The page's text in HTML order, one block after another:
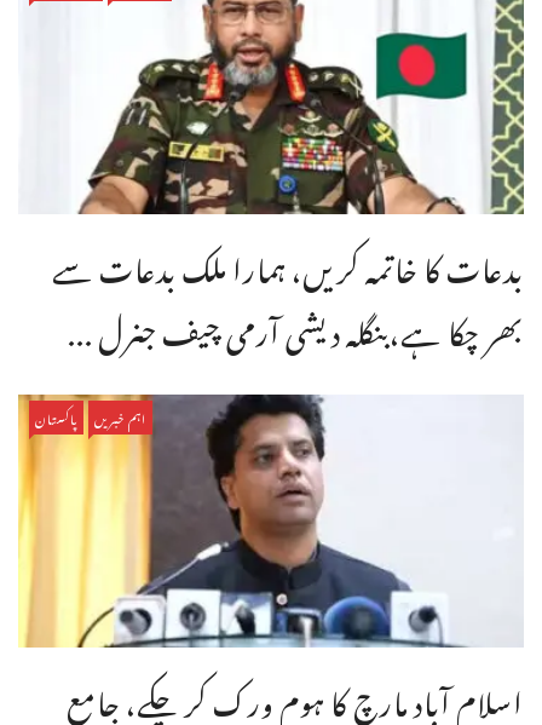
بدعات کا خاتمہ کریں، ہمارا ملک بدعات سے
بھر چکا ہے،بنگله دیشی آرمی چیف جنرل ...
اہم خبریں پاکستان
اسلام آباد مارچ کا ہوم ورک کر چکے، جامع